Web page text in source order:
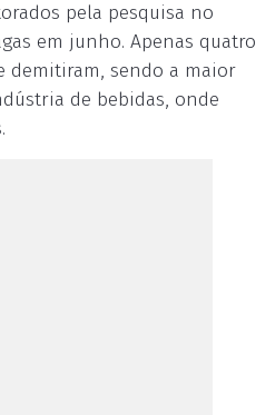
pela pesquisa no
em junho. Apenas quatro
demitiram, sendo a maior
de bebidas, onde